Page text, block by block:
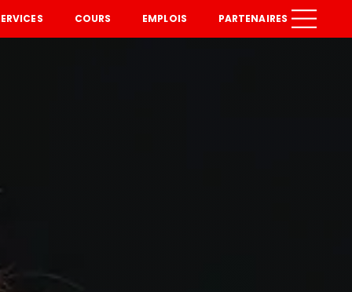
COURS EMPLOIS PARTENAIRES